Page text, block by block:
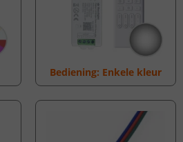
Bediening: Enkele kleur